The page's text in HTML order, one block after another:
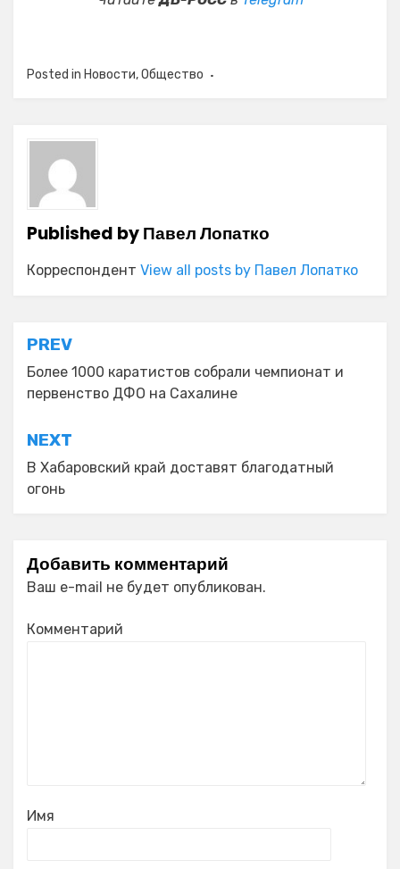
Posted in Новости,Общество
Published byПавел Лопатко
Корреспондент View all posts by Павел Лопатко
Навигация
по
записям
PREV
Более 1000 каратистов собрали чемпионат и
первенство ДФО на Сахалине
NEXT
В Хабаровский край доставят благодатный
огонь
Добавить комментарий
Ваш e-mail не будет опубликован.
Комментарий
Имя